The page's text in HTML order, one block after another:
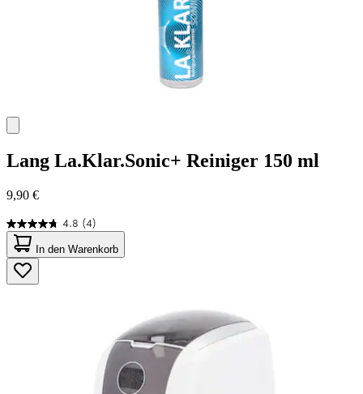
Lang La.Klar.Sonic+ Reiniger 150 ml
9,90 €
4.8 (4)
4.8
von
5
Sternen.
4
In den Warenkorb